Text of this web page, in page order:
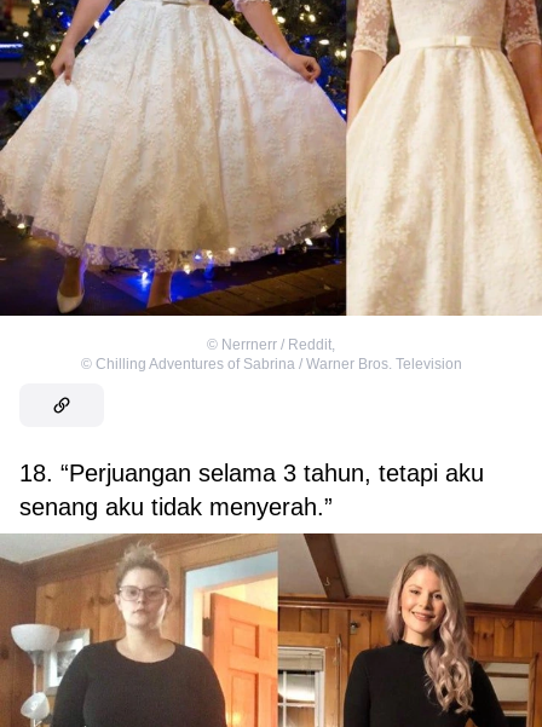
© Nerrnerr / Reddit
© Chilling Adventures of Sabrina / Warner Bros. Television
18. “Perjuangan selama 3 tahun, tetapi aku
senang aku tidak menyerah.”